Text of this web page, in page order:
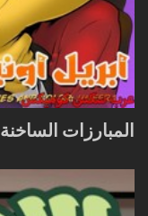
المبارزات الساخنة 4 – أبريل أونيل ضد لويس لين